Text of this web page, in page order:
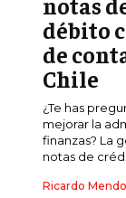
ANÁLISIS DE
GESTIÓN DE
EMPRENDIMIENTO
INNOVACIÓN
GESTIÓN DEL
LIDERAZGO
débito
de
Chile
¿Te has
mejorar la
finanzas? La
notas de
Ricardo